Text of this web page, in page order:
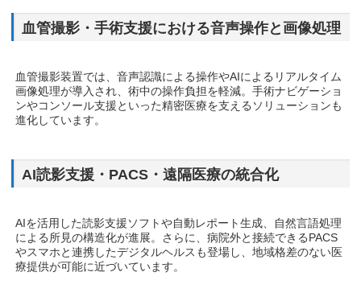
血管撮影・手術支援における音声操作と画像処理
血管撮影装置では、音声認識による操作やAIによるリアルタイム
画像処理が導入され、術中の操作負担を軽減。手術ナビゲーショ
ンやコンソール支援といった精密医療を支えるソリューションも
進化しています。
AI読影支援・PACS・遠隔医療の統合化
AIを活用した読影支援ソフトや自動レポート生成、自然言語処理
による所見の構造化が進展。さらに、病院外と接続できるPACS
やスマホと連携したデジタルヘルスも登場し、地域格差のない医
療提供が可能に近づいています。